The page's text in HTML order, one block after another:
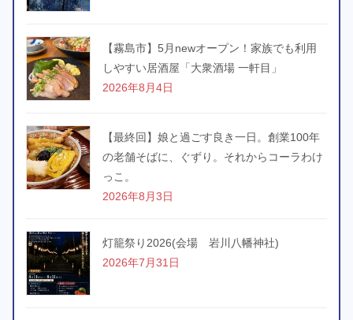
【霧島市】5月newオープン！家族でも利用
しやすい居酒屋「大衆酒場 一軒目」
2026年8月4日
【最終回】娘と過ごす良き一日。創業100年
の老舗そばに、ぐずり。それからコーラわけ
っこ。
2026年8月3日
灯籠祭り2026(会場 岩川八幡神社)
2026年7月31日